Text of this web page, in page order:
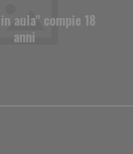
aula" compie 18
anni